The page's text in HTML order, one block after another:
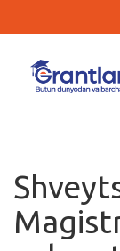
Ishlar
Kurslar